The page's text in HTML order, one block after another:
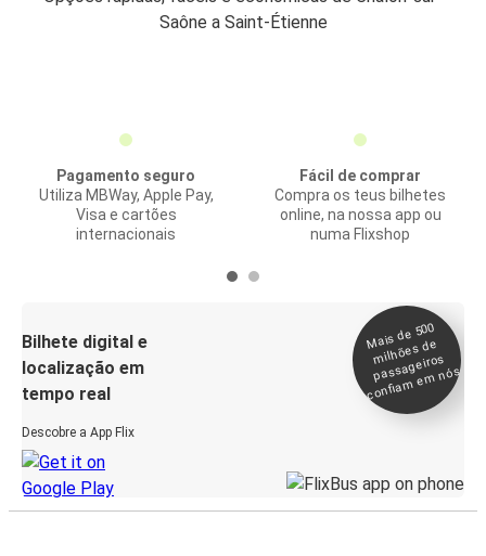
Saône a Saint-Étienne
Pagamento seguro
Utiliza MBWay, Apple Pay,
Visa e cartões
internacionais
Fácil de comprar
Compra os teus bilhetes
online, na nossa app ou
numa Flixshop
Bilhete digital e
localização em
tempo real
Descobre a App Flix
Mais de 500
milhões de
passageiros
confia
m e
m nós